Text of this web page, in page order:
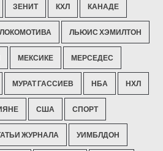
ЗЕНИТ КХЛ КАНАДЕ
ЛОКОМОТИВА ЛЬЮИС ХЭМИЛТОН
МЕКСИКЕ МЕРСЕДЕС
МУРАТ ГАССИЕВ НБА НХЛ
США СПОРТ
ЖУРНАЛА УИМБЛДОН